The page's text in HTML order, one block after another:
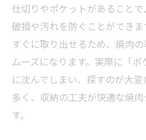
仕切りやポケットがあること
破損や汚れを防ぐことができ
すぐに取り出せるため、焼肉
ムーズになります。実際に「
に沈んでしまい、探すのが大
多く、収納の工夫が快適な焼
す。